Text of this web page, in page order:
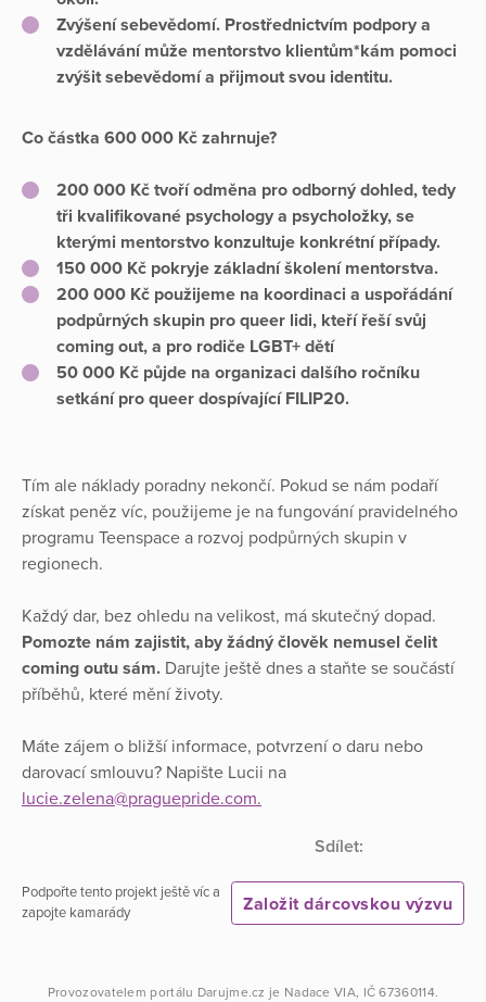
Zvýšení sebevědomí. Prostřednictvím podpory a
vzdělávání může mentorstvo klientům*kám pomoci
zvýšit sebevědomí a přijmout svou identitu.
Co částka 600 000 Kč zahrnuje?
200 000 Kč tvoří odměna pro odborný dohled, tedy
tři kvalifikované psychology a psycholožky, se
kterými mentorstvo konzultuje konkrétní případy.
150 000 Kč pokryje základní školení mentorstva.
200 000 Kč použijeme na koordinaci a uspořádání
podpůrných skupin pro queer lidi, kteří řeší svůj
coming out, a pro rodiče LGBT+ dětí
50 000 Kč půjde na organizaci dalšího ročníku
setkání pro queer dospívající FILIP20.
Tím ale náklady poradny nekončí. Pokud se nám podaří
získat peněz víc, použijeme je na fungování pravidelného
programu Teenspace a rozvoj podpůrných skupin v
regionech.
Každý dar, bez ohledu na velikost, má skutečný dopad.
Pomozte nám zajistit, aby žádný člověk nemusel čelit
coming outu sám. Darujte ještě dnes a staňte se součástí
příběhů, které mění životy.
Máte zájem o bližší informace, potvrzení o daru nebo
darovací smlouvu? Napište Lucii na
lucie.zelena@praguepride.com.
Sdílet:
Podpořte tento projekt ještě víc a
zapojte kamarády
Založit dárcovskou výzvu
Provozovatelem portálu Darujme.cz je Nadace VIA, IČ 67360114.